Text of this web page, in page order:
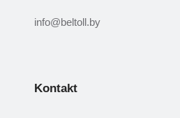
info@beltoll.by
Kontakt